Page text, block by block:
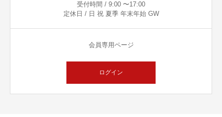
受付時間 / 9:00 〜17:00
定休日 / 日 祝 夏季 年末年始 GW
会員専用ページ
ログイン